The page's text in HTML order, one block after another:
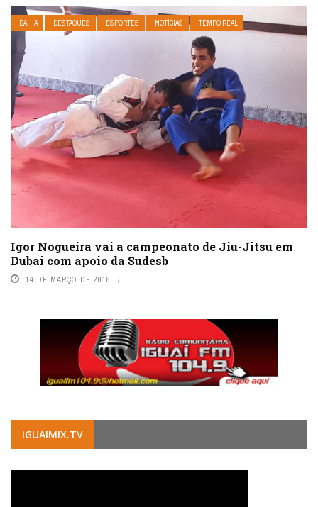
BAHIA DESTAQUES ESPORTES NOTÍCIAS TEMPO REAL
Igor Nogueira vai a campeonato de Jiu-Jitsu em
Dubai com apoio da Sudesb
14 DE MARÇO DE 2018
IGUAIMIX.TV